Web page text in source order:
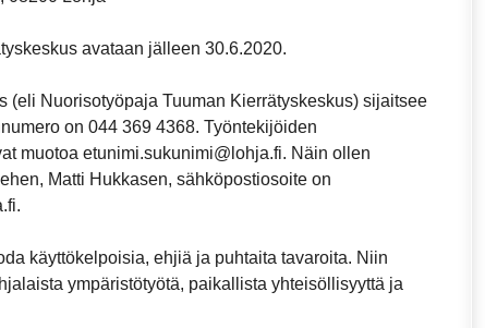
avataan jälleen 30.6.2020.
(eli Nuorisotyöpaja Tuuman Kierrätyskeskus) sijaitsee
on 044 369 4368. Työntekijöiden
muotoa etunimi.sukunimi@lohja.fi. Näin ollen
Matti Hukkasen, sähköpostiosoite on
käyttökelpoisia, ehjiä ja puhtaita tavaroita. Niin
ympäristötyötä, paikallista yhteisöllisyyttä ja